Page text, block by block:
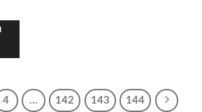
4 … 142 143 144